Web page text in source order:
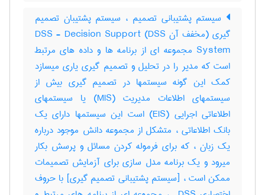
سیستم پشتیبانی تصمیم ، سیستم پشتیبان تصمیم
گیری (مخفف آن DSS) DSS - Decision Support
System مجموعه ای از برنامه ها و داده های مرتبط
است که مدیر را در تحلیل و تصمیم گیری یاری میسازد
کمک این گونه سیستمها در تصمیم گیری بیش از
سیستمهای اطلاعات مدیریت (MIS) یا سیستمهای
اطلاعاتی اجرایی (EIS) است این سیستمها دارای یک
بانک اطلاعاتی ، متشکل از مجموعه دانش موجود درباره
یک زبان ، که برای فرموله کردن مسائل و پرسش بکار
میرود و یک برنامه مدل سازی برای آزمایش تصمیمات
ممکن است ، [سیستم پشتیبانی تصمیم گیری] با حروف